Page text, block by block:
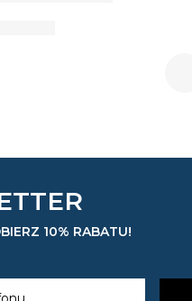
10% RABATU!